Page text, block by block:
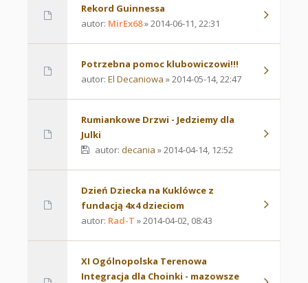
Rekord Guinnessa
autor: MirEx68» 2014-06-11, 22:31
Potrzebna pomoc klubowiczowi!!!
autor: El Decaniowa » 2014-05-14, 22:47
Rumiankowe Drzwi - Jedziemy dla
Julki
autor: decania » 2014-04-14, 12:52
Dzień Dziecka na Kuklówce z
fundacją 4x4 dzieciom
autor: Rad-T » 2014-04-02, 08:43
XI Ogólnopolska Terenowa
Integracja dla Choinki - mazowsze